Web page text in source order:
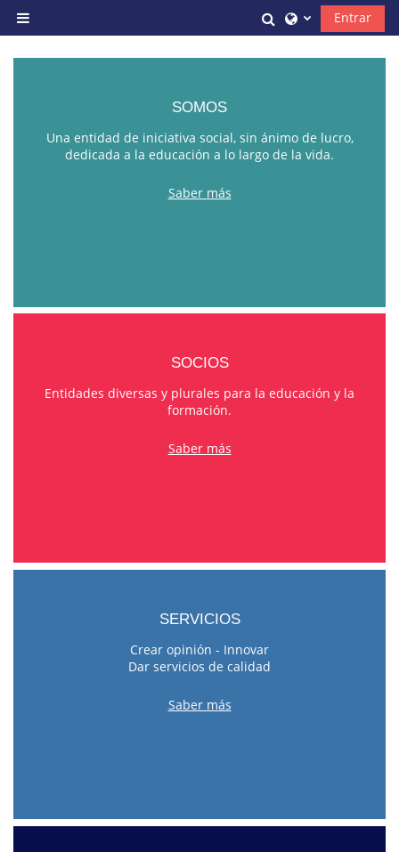
Panel lateral
Selector de
Entrar
SOMOS
Una entidad de iniciativa social, sin ánimo de lucro,
dedicada a la educación a lo largo de la vida.
Saber más
SOCIOS
Entidades diversas y plurales para la educación y la
formación.
Saber más
SERVICIOS
Crear opinión - Innovar
Dar servicios de calidad
Saber más